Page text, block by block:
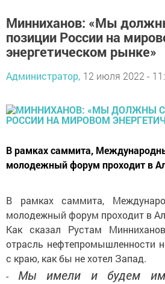
Минниханов: «Мы
позиции России на
энергетическом рынке»
Администратор, 12 июля 2022 -
В рамках саммита,
молодежный форум проходит в
В рамках саммита,
молодежный форум проходит в
Как сказал Рустам
отрасль нефтепромышленности
с краю, как бы не хотел Запад.
- Мы имели и будем